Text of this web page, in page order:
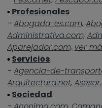
Profesionales
- Abogado-es.com,
Administrativa.com,
Aparejador.com, ver
Servicios
- Agencia-de-
Arquitectura.net,
Sociedad